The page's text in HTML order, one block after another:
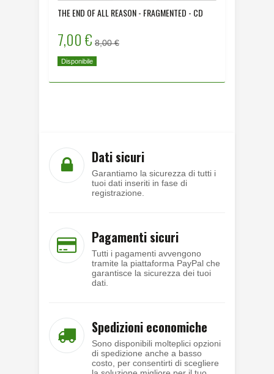
THE END OF ALL REASON - FRAGMENTED - CD
7,00 € 8,00 €
Disponibile
Dati sicuri
Garantiamo la sicurezza di tutti i
tuoi dati inseriti in fase di
registrazione.
Pagamenti sicuri
Tutti i pagamenti avvengono
tramite la piattaforma PayPal che
garantisce la sicurezza dei tuoi
dati.
Spedizioni economiche
Sono disponibili molteplici opzioni
di spedizione anche a basso
costo, per consentirti di scegliere